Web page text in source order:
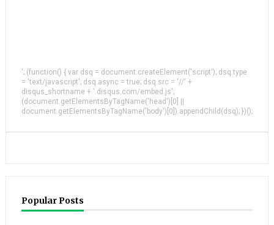
'; (function() { var dsq = document.createElement('script'); dsq.type
= 'text/javascript'; dsq.async = true; dsq.src = '//' +
disqus_shortname + '.disqus.com/embed.js';
(document.getElementsByTagName('head')[0] ||
document.getElementsByTagName('body')[0]).appendChild(dsq); })();
Popular Posts